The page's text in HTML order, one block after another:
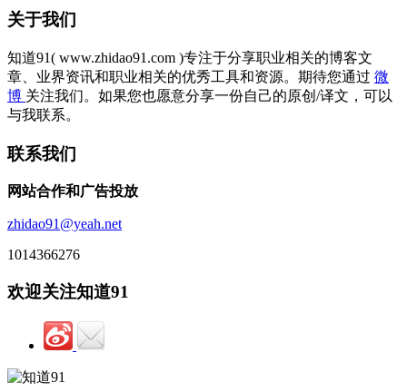
关于我们
知道91( www.zhidao91.com )专注于分享职业相关的博客文
章、业界资讯和职业相关的优秀工具和资源。期待您通过 微
博 关注我们。如果您也愿意分享一份自己的原创/译文，可以
与我联系。
联系我们
网站合作和广告投放
zhidao91@yeah.net
1014366276
欢迎关注知道91